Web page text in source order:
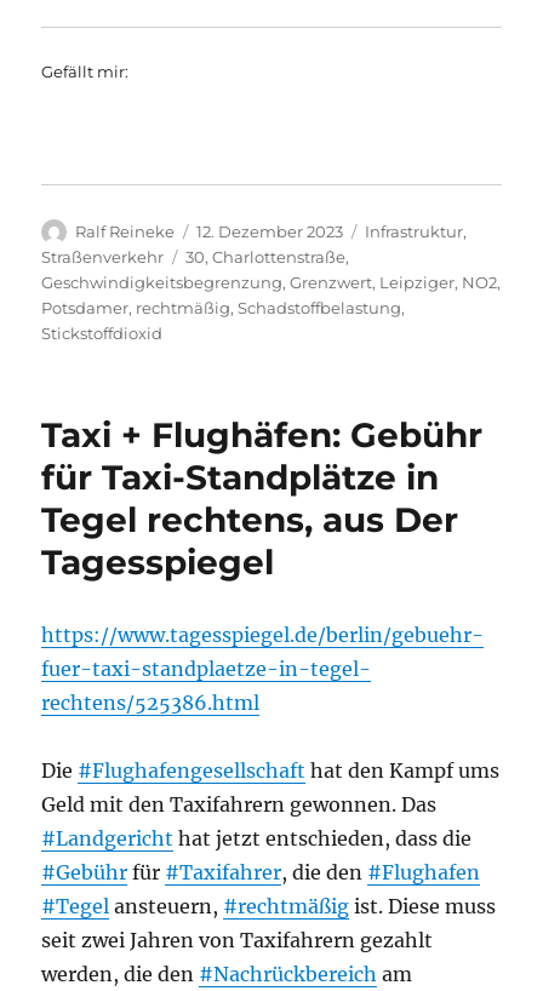
Gefällt mir:
Autor
Ralf Reineke
Veröffentlicht
am
12. Dezember 2023 Kategorien
Infrastruktur,
Straßenverkehr
Schlagwörter
30,Charlottenstraße,
Geschwindigkeitsbegrenzung,Grenzwert, Leipziger, NO2,
Potsdamer, rechtmäßig,Schadstoffbelastung,
Stickstoffdioxid
Taxi + Flughäfen: Gebühr
für Taxi-Standplätze in
Tegel rechtens, aus Der
Tagesspiegel
https://www.tagesspiegel.de/berlin/gebuehr-
fuer-taxi-standplaetze-in-tegel-
rechtens/525386.html
Die #Flughafengesellschaft hat den Kampf ums
Geld mit den Taxifahrern gewonnen. Das
#Landgericht hat jetzt entschieden, dass die
#Gebühr für #Taxifahrer, die den #Flughafen
#Tegel ansteuern, #rechtmäßig ist. Diese muss
seit zwei Jahren von Taxifahrern gezahlt
werden, die den #Nachrückbereich am